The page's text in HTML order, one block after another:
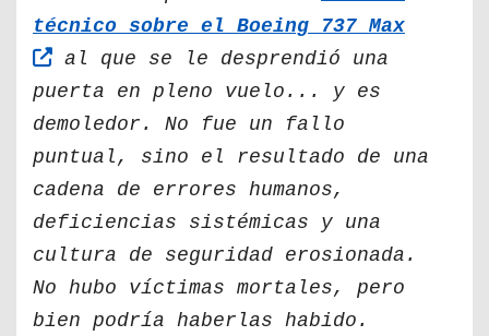
técnico sobre el Boeing 737 Max
al que se le desprendió una
puerta en pleno vuelo... y es
demoledor. No fue un fallo
puntual, sino el resultado de una
cadena de errores humanos,
deficiencias sistémicas y una
cultura de seguridad erosionada.
No hubo víctimas mortales, pero
bien podría haberlas habido.